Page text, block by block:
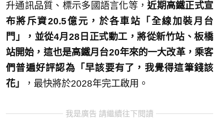
升通訊品質、標示多國語言化等，近期高鐵正式宣
布將斥資20.5億元，於各車站「全線加裝月台
門」，並從4月28日正式動工，將從新竹站、板橋
站開始，這也是高鐵月台20年來的一大改革，乘客
們普遍好評認為「早該要有了，我覺得這筆錢該
花」
，最快將於2028年完工啟用。
我是廣告 請繼續往下閱讀